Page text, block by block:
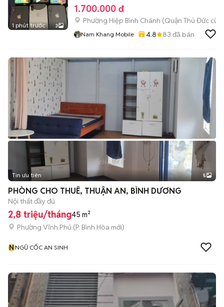
1 phút trước 3
1.700.000 đ
Phường Hiệp Bình Chánh (Quận Thủ Đức cũ)
Nam Khang Mobile 4.8 83 đã bán
Tin ưu tiên 5
PHÒNG CHO THUÊ, THUẬN AN, BÌNH DƯƠNG
Nội thất đầy đủ
2,8 triệu/tháng45 m²
Phường Vĩnh Phú (P. Bình Hòa mới)
NNGŨ CỐC AN SINH